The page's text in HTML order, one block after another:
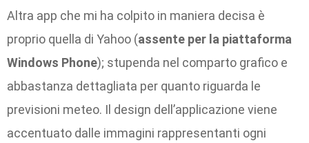
Altra app che mi ha colpito in maniera decisa è
proprio quella di Yahoo (assente per la piattaforma
Windows Phone); stupenda nel comparto grafico e
abbastanza dettagliata per quanto riguarda le
previsioni meteo. Il design dell’applicazione viene
accentuato dalle immagini rappresentanti ogni